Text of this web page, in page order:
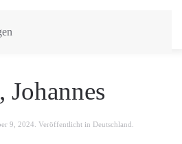
9, 2024. Veröffentlicht in Deutschland .